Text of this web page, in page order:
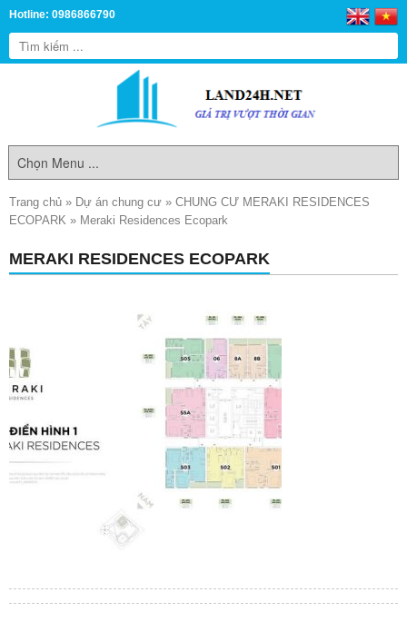
Hotline: 0986866790
Trang chủ » Dự án chung cư » CHUNG CƯ MERAKI RESIDENCES
ECOPARK » Meraki Residences Ecopark
MERAKI RESIDENCES ECOPARK